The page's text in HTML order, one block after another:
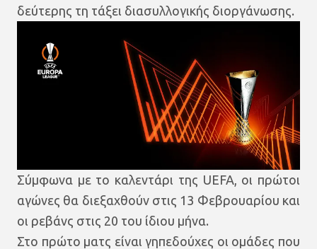
δεύτερης τη τάξει διασυλλογικής διοργάνωσης.
Σύμφωνα με το καλεντάρι της UEFA, οι πρώτοι
αγώνες θα διεξαχθούν στις 13 Φεβρουαρίου και
οι ρεβάνς στις 20 του ίδιου μήνα.
Στο πρώτο ματς είναι γηπεδούχες οι ομάδες που